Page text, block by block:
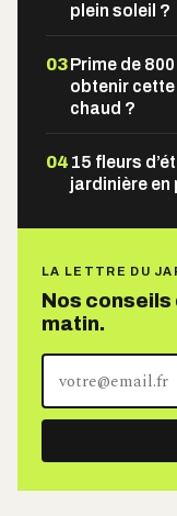
plein soleil ?
03Prime de
obtenir cette
chaud ?
04 15 fleurs
jardinière en
LA LETTRE DU
Nos
matin.
adresse
e-
mail